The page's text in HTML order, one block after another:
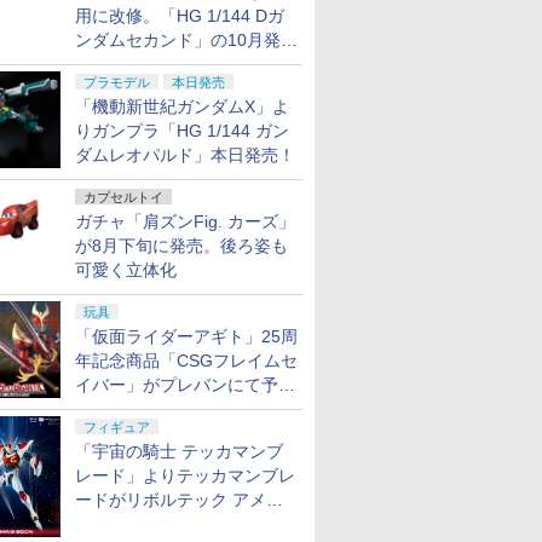
用に改修。「HG 1/144 Dガ
ンダムセカンド」の10月発送
分が予約受付中【ガンダムベ
ース撮り下ろし】
プラモデル 本日発売
「機動新世紀ガンダムX」よ
りガンプラ「HG 1/144 ガン
ダムレオパルド」本日発売！
カプセルトイ
ガチャ「肩ズンFig. カーズ」
が8月下旬に発売。後ろ姿も
可愛く立体化
玩具
「仮面ライダーアギト」25周
年記念商品「CSGフレイムセ
イバー」がプレバンにて予約
開始
フィギュア
「宇宙の騎士 テッカマンブ
レード」よりテッカマンブレ
ードがリボルテック アメイ